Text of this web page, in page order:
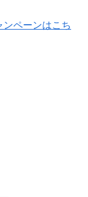
ンペーンはこち